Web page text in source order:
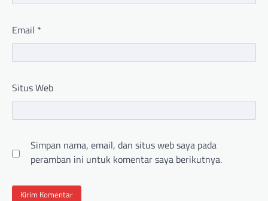
Email *
Situs Web
Simpan nama, email, dan situs web saya pada
peramban ini untuk komentar saya berikutnya.